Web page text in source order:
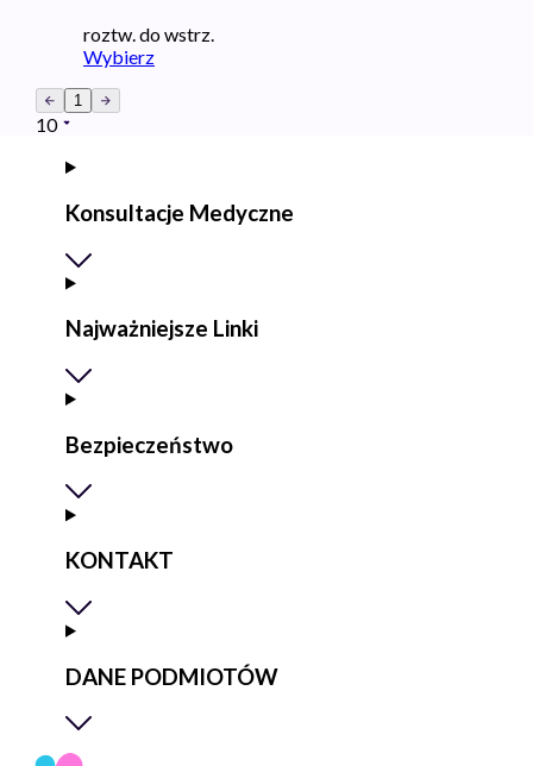
roztw. do wstrz.
Wybierz
1
10
Konsultacje Medyczne
Najważniejsze Linki
Bezpieczeństwo
KONTAKT
DANE PODMIOTÓW